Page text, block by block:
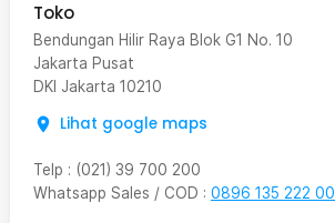
Toko
Bendungan Hilir Raya Blok G1 No. 10
Jakarta Pusat
DKI Jakarta 10210
Lihat google maps
Telp : (021) 39 700 200
Whatsapp Sales / COD : 0896 135 222 00